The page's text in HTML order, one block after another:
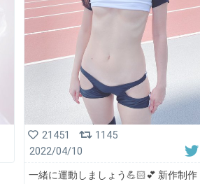
21451
1145
2022/04/10
一緒に運動しましょう💪🏻💕 新作制作